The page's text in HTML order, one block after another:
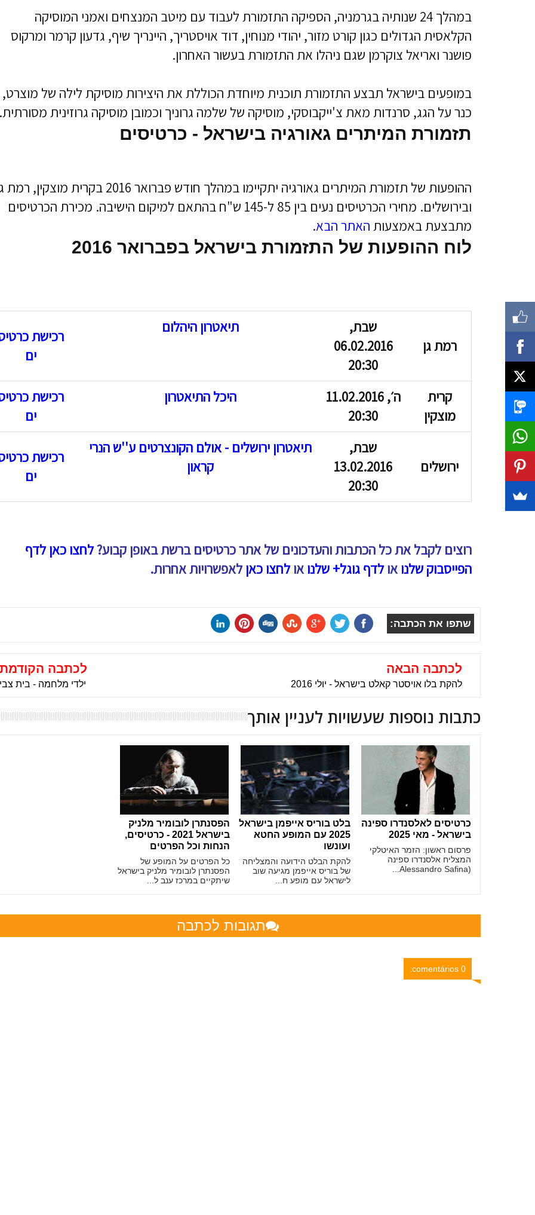
במהלך 24 שנותיה בגרמניה, הספיקה התזמורת לעבוד עם מיטב המנצחים ואמני המוסיקה
הקלאסית הגדולים כגון קורט מזור, יהודי מנוחין, דוד אויסטריך, היינריך שיף, גדעון קרמר ומרקוס
פושנר ואריאל צוקרמן שגם ניהלו את התזמורת בעשור האחרון.
במופעים בישראל תבצע התזמורת תוכנית מיוחדת הכוללת את היצירות מוסיקת לילה של מוצרט,
כנר על הגג, סרנדות מאת צ'ייקבוסקי, מוסיקה של שלמה גרוניך וכמובן מוסיקה גרוזינית
תזמורת המיתרים גאורגיה בישראל - כרטיסים
ההופעות של תזמורת המיתרים גאורגיה יתקיימו במהלך חודש פברואר 2016 בקרית מוצקין,
ובירושלים. מחירי הכרטיסים נעים בין 85 ל-145 ש"ח בהתאם למיקום הישיבה. מכירת הכרטיסים
מתבצעת באמצעות האתר הבא.
לוח ההופעות של התזמורת בישראל בפברואר 2016
רמת גן
שבת,
06.02.2016
20:30
תיאטרון היהלום
רכישת
ים
קרית
מוצקין
ה׳, 11.02.2016
20:30
היכל התיאטרון
רכישת
ים
ירושלים
שבת,
13.02.2016
20:30
תיאטרון ירושלים - אולם הקונצרטים ע''ש הנרי
קראון
רכישת
ים
רוצים לקבל את כל הכתבות והעדכונים של אתר כרטיסים ברשת באופן קבוע?לחצו כאן לדף
הפייסבוק שלנואולדף גוגל+ שלנואולחצו כאן לאפשרויות אחרות.
שתפו את הכתבה:
לכתבה הבאה
להקת בלו אויסטר קאלט בישראל - יולי 2016
לכתבה
ילדי מלחמה - בית
כתבות נוספות שעשויות לעניין אותך
כרטיסים לאלסנדרו ספינה
בישראל - מאי 2025
פרסום ראשון: הזמר האיטלקי
המצליח אלסנדרו ספינה
(Alessandro Safina...
בלט בוריס אייפמן בישראל
2025 עם המופע החטא
ועונשו
להקת הבלט הידועה והמצליחה
של בוריס אייפמן מגיעה שוב
לישראל עם מופע ח...
הפסנתרן לובומיר מלניק
בישראל 2021 - כרטיסים,
הנחות וכל הפרטים
כל הפרטים על המופע של
הפסנתרן לובומיר מלניק בישראל
שיתקיים במרכז ענב ל...
תגובות לכתבה
0 comentários: